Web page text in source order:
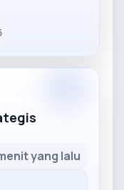
yang lalu